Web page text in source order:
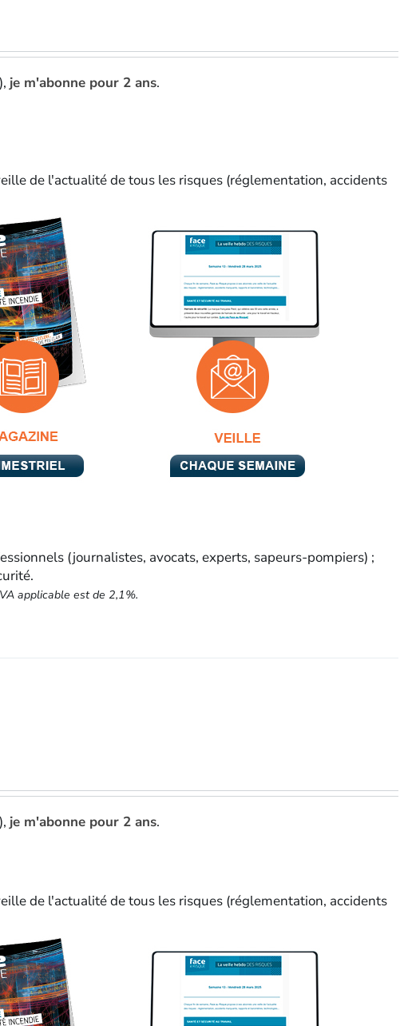
), je m'abonne pour 2 ans.
de l'actualité de tous les risques (réglementation, accidents
(journalistes, avocats, experts, sapeurs-pompiers) ;
applicable est de 2,1%.
), je m'abonne pour 2 ans.
de l'actualité de tous les risques (réglementation, accidents